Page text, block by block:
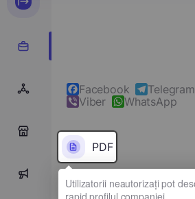
Facebook Telegram
Viber
WhatsApp
PDF
Denumirea completă